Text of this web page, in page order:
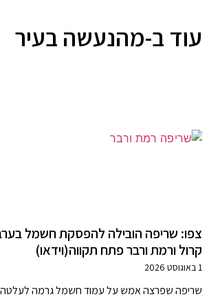
עוד ב-מהנעשה בעיר
צפו: שריפה הובילה להפסקת חשמל
קרול ורמת ורבר פתח תקווה(וידאו)
1 באוגוסט 2026
שריפה שפרצה אמש על עמוד חשמל גרמה לעלטה